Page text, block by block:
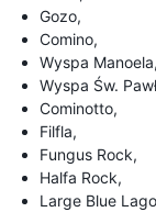
Gozo,
Comino,
Wyspa Manoela,
Wyspa Św.
Cominotto,
Filfla,
Fungus Rock,
Halfa Rock,
Large Blue